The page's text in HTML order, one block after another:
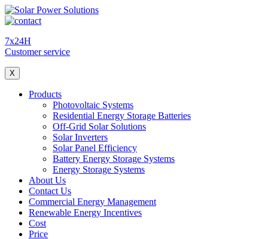
7x24H
Customer service
X
Products
Photovoltaic Systems
Residential Energy Storage Batteries
Off-Grid Solar Solutions
Solar Inverters
Solar Panel Efficiency
Battery Energy Storage Systems
Energy Storage Systems
About Us
Contact Us
Commercial Energy Management
Renewable Energy Incentives
Cost
Price